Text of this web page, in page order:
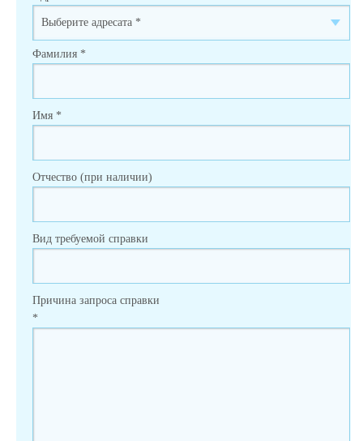
Фамилия *
Имя *
Отчество (при наличии)
Вид требуемой справки
Причина запроса справки
*